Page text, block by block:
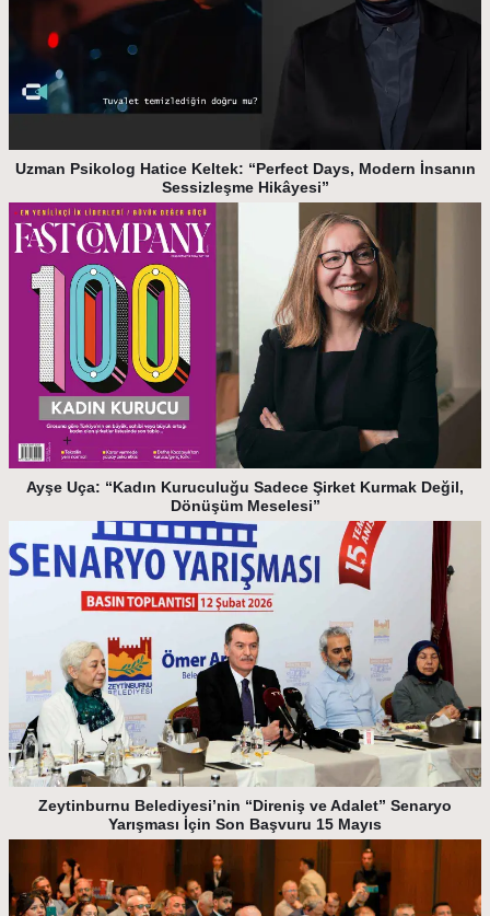
Uzman Psikolog Hatice Keltek: “Perfect Days, Modern İnsanın
Sessizleşme Hikâyesi”
Ayşe Uça: “Kadın Kuruculuğu Sadece Şirket Kurmak Değil,
Dönüşüm Meselesi”
Zeytinburnu Belediyesi’nin “Direniş ve Adalet” Senaryo
Yarışması İçin Son Başvuru 15 Mayıs